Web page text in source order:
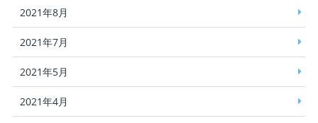
2021年8月
2021年7月
2021年5月
2021年4月